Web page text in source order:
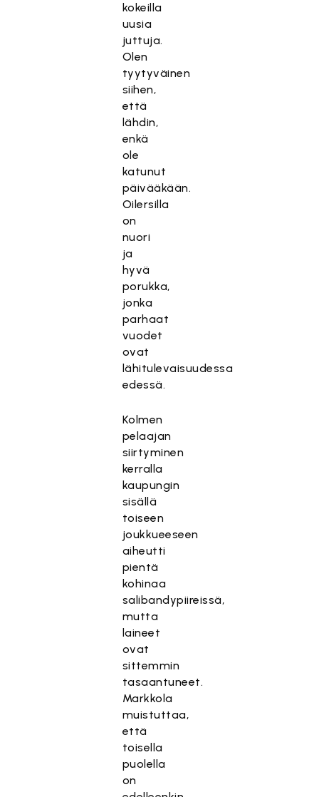
kokeilla
uusia
juttuja.
Olen
tyytyväinen
siihen,
että
lähdin,
enkä
ole
katunut
päivääkään.
Oilersilla
on
nuori
ja
hyvä
porukka,
jonka
parhaat
vuodet
ovat
lähitulevaisuudessa
edessä.
Kolmen
pelaajan
siirtyminen
kerralla
kaupungin
sisällä
toiseen
joukkueeseen
aiheutti
pientä
kohinaa
salibandypiireissä,
mutta
laineet
ovat
sittemmin
tasaantuneet.
Markkola
muistuttaa,
että
toisella
puolella
on